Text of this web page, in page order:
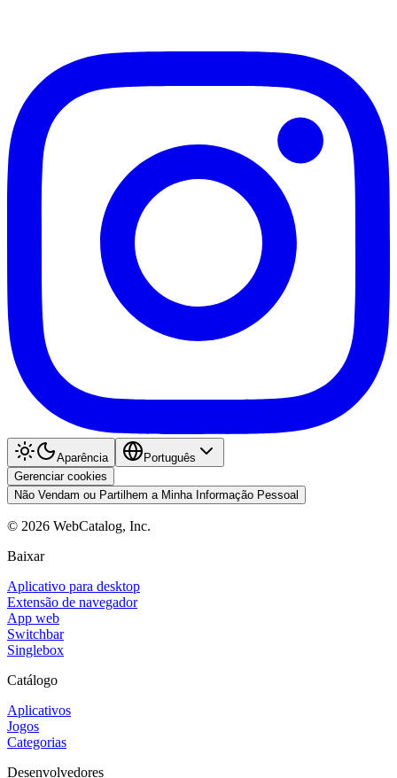
Aparência
Português
Gerenciar cookies
Não Vendam ou Partilhem a Minha Informação Pessoal
© 2026 WebCatalog, Inc.
Baixar
Aplicativo para desktop
Extensão de navegador
App web
Switchbar
Singlebox
Catálogo
Aplicativos
Jogos
Categorias
Desenvolvedores